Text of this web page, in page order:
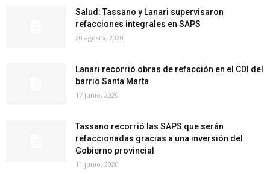
Salud: Tassano y Lanari supervisaron
refacciones integrales en SAPS
20 agosto, 2020
Lanari recorrió obras de refacción en el CDI del
barrio Santa Marta
17 junio, 2020
Tassano recorrió las SAPS que serán
refaccionadas gracias a una inversión del
Gobierno provincial
11 junio, 2020